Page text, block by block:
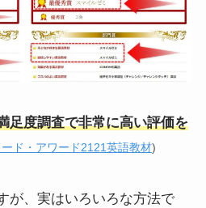
足度調査で非常に高い評価を
ド・アワード2121英語教材)
が、実はいろいろな方法で